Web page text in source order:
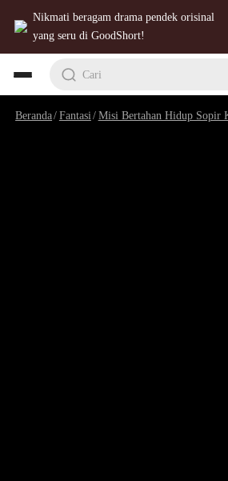
Nikmati beragam drama pendek orisinal
yang seru di GoodShort!
Cari
Beranda/Fantasi /Misi Bertahan Hidup Sopir